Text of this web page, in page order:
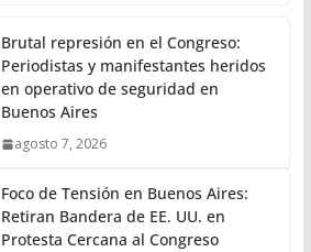
Brutal represión en el Congreso:
Periodistas y manifestantes heridos
en operativo de seguridad en
Buenos Aires
agosto 7, 2026
Foco de Tensión en Buenos Aires:
Retiran Bandera de EE. UU. en
Protesta Cercana al Congreso